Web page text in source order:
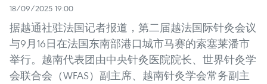
18/09/2025 19:00
据越通社驻法国记者报道，第二届越法国际针灸会议
与9月16日在法国东南部港口城市马赛的索塞莱潘市
举行。越南代表团由中央针灸医院院长、世界针灸学
会联合会（WFAS）副主席、越南针灸学会常务副主